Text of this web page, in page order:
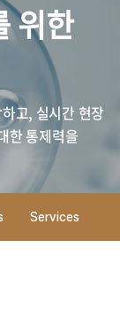
위한
고, 실시간 현장
한통제력을
Services